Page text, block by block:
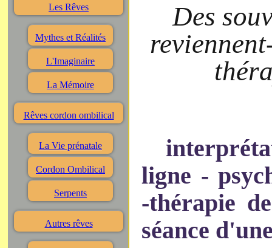
Les Rêves
Mythes et Réalités
L'Imaginaire
La Mémoire
Rêves cordon ombilical
La Vie prénatale
Cordon Ombilical
Serpents
Autres rêves
Des
ligne -
-thérapie
séance